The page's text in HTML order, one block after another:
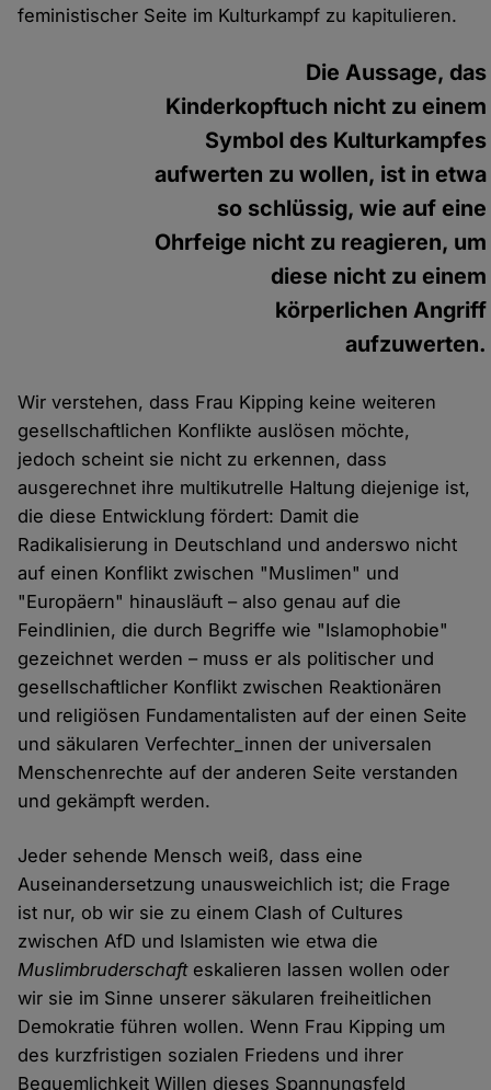
feministischer Seite im Kulturkampf zu kapitulieren.
Die Aussage, das
Kinderkopftuch nicht zu einem
Symbol des Kulturkampfes
aufwerten zu wollen, ist in etwa
so schlüssig, wie auf eine
Ohrfeige nicht zu reagieren, um
diese nicht zu einem
körperlichen Angriff
aufzuwerten.
Wir verstehen, dass Frau Kipping keine weiteren
gesellschaftlichen Konflikte auslösen möchte,
jedoch scheint sie nicht zu erkennen, dass
ausgerechnet ihre multikutrelle Haltung diejenige ist,
die diese Entwicklung fördert: Damit die
Radikalisierung in Deutschland und anderswo nicht
auf einen Konflikt zwischen "Muslimen" und
"Europäern" hinausläuft – also genau auf die
Feindlinien, die durch Begriffe wie "Islamophobie"
gezeichnet werden – muss er als politischer und
gesellschaftlicher Konflikt zwischen Reaktionären
und religiösen Fundamentalisten auf der einen Seite
und säkularen Verfechter_innen der universalen
Menschenrechte auf der anderen Seite verstanden
und gekämpft werden.
Jeder sehende Mensch weiß, dass eine
Auseinandersetzung unausweichlich ist; die Frage
ist nur, ob wir sie zu einem Clash of Cultures
zwischen AfD und Islamisten wie etwa die
Muslimbruderschafteskalieren lassen wollen oder
wir sie im Sinne unserer säkularen freiheitlichen
Demokratie führen wollen. Wenn Frau Kipping um
des kurzfristigen sozialen Friedens und ihrer
Bequemlichkeit Willen dieses Spannungsfeld